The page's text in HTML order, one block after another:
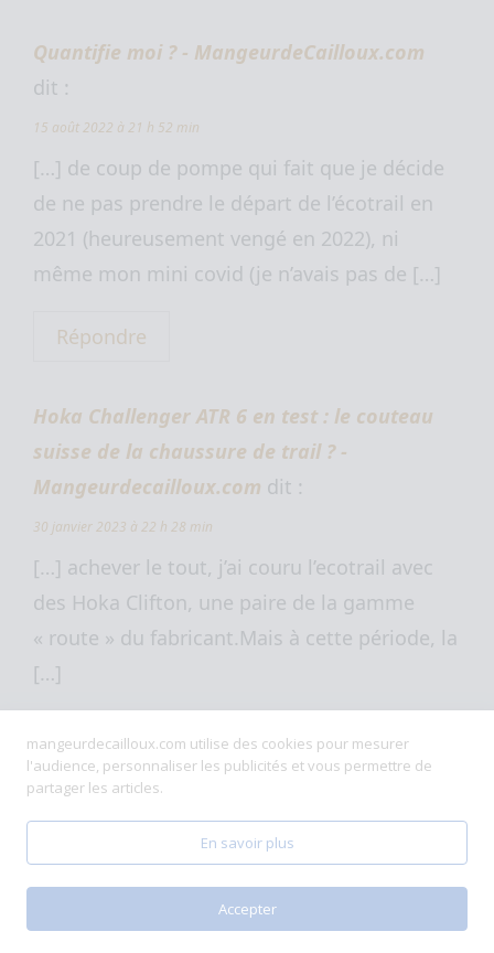
Quantifie moi ? - MangeurdeCailloux.com
dit :
15 août 2022 à 21 h 52 min
[…] de coup de pompe qui fait que je décide
de ne pas prendre le départ de l’écotrail en
2021 (heureusement vengé en 2022), ni
même mon mini covid (je n’avais pas de […]
Répondre
Hoka Challenger ATR 6 en test : le couteau
suisse de la chaussure de trail ? -
Mangeurdecailloux.com dit :
30 janvier 2023 à 22 h 28 min
[…] achever le tout, j’ai couru l’ecotrail avec
des Hoka Clifton, une paire de la gamme
« route » du fabricant.Mais à cette période, la
[…]
Répondre
Ecotrail 45 : récit d'un jour sans -
Mangeurdecailloux.com dit :
27 avril 2023 à 15 h 08 min
[…] ma 4ème participation à l’Ecotrail de
mangeurdecailloux.com utilise des cookies pour mesurer
l'audience, personnaliser les publicités et vous permettre de
partager les articles.
En savoir plus
Accepter